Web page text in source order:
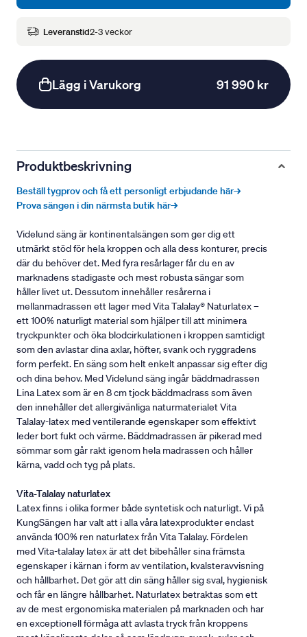
Leveranstid2-3 veckor
Lägg i Varukorg 91 990 kr
Produktbeskrivning
Beställ tygprov och få ett personligt erbjudande här→
Prova sängen i din närmsta butik här→
Videlund säng är kontinentalsängen som ger dig ett
utmärkt stöd för hela kroppen och alla dess konturer, precis
där du behöver det. Med fyra resårlager får du en av
marknadens stadigaste och mest robusta sängar som
håller livet ut. Dessutom innehåller resårerna i
mellanmadrassen ett lager med Vita Talalay® Naturlatex –
ett 100% naturligt material som hjälper till att minimera
tryckpunkter och öka blodcirkulationen i kroppen samtidigt
som den avlastar dina axlar, höfter, svank och ryggradens
form perfekt. En säng som helt enkelt anpassar sig efter dig
och dina behov. Med Videlund säng ingår bäddmadrassen
Lina Latex som är en 8 cm tjock bäddmadrass som även
den innehåller det allergivänliga naturmaterialet Vita
Talalay-latex med ventilerande egenskaper som effektivt
leder bort fukt och värme. Bäddmadrassen är pikerad med
sömmar som går rakt igenom hela madrassen och håller
kärna, vadd och tyg på plats.
Vita-Talalay naturlatex
Latex finns i olika former både syntetisk och naturligt. Vi på
KungSängen har valt att i alla våra latexprodukter endast
använda 100% ren naturlatex från Vita Talalay. Fördelen
med Vita-talalay latex är att det bibehåller sina främsta
egenskaper i kärnan i form av ventilation, kvalsteravvisning
och hållbarhet. Det gör att din säng håller sig sval, hygienisk
och får en längre hållbarhet. Naturlatex betraktas som ett
av de mest ergonomiska materialen på marknaden och har
en exceptionell förmåga att avlasta tryck från kroppens